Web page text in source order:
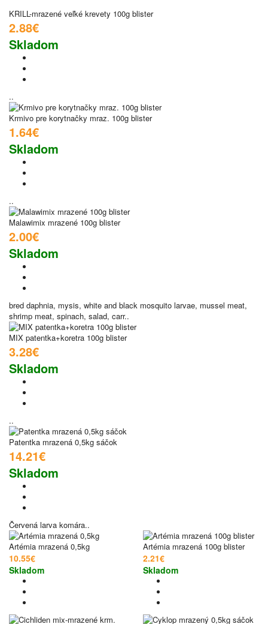
KRILL-mrazené veľké krevety 100g blister
2.88€
Skladom
..
Krmivo pre korytnačky mraz. 100g blister
1.64€
Skladom
..
Malawimix mrazené 100g blister
2.00€
Skladom
bred daphnia, mysis, white and black mosquito larvae, mussel meat,
shrimp meat, spinach, salad, carr..
MIX patentka+koretra 100g blister
3.28€
Skladom
..
Patentka mrazená 0,5kg sáčok
14.21€
Skladom
Červená larva komára..
Artémia mrazená 0,5kg
10.55€
Skladom
Artémia mrazená 100g blister
2.21€
Skladom